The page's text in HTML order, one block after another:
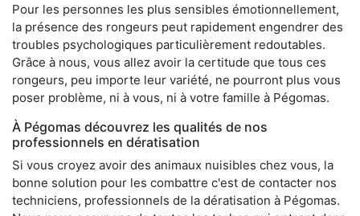
Pour les personnes les plus sensibles émotionnellement,
la présence des rongeurs peut rapidement engendrer des
troubles psychologiques particulièrement redoutables.
Grâce à nous, vous allez avoir la certitude que tous ces
rongeurs, peu importe leur variété, ne pourront plus vous
poser problème, ni à vous, ni à votre famille à Pégomas.
À Pégomas découvrez les qualités de nos
professionnels en dératisation
Si vous croyez avoir des animaux nuisibles chez vous, la
bonne solution pour les combattre c'est de contacter nos
techniciens, professionnels de la dératisation à Pégomas.